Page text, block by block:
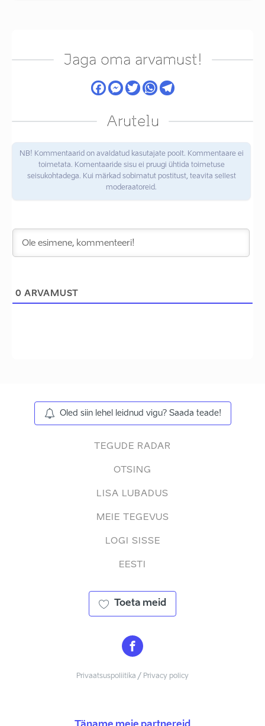
Jaga oma arvamust!
Arutelu
NB! Kommentaarid on avaldatud kasutajate poolt. Kommentaare ei
toimetata. Komentaaride sisu ei pruugi ühtida toimetuse
seisukohtadega. Kui märkad sobimatut postitust, teavita sellest
moderaatoreid.
0 ARVAMUST
Oled siin lehel leidnud vigu? Saada teade!
TEGUDE RADAR
OTSING
LISA LUBADUS
MEIE TEGEVUS
LOGI SISSE
EESTI
Toeta meid
Privaatsuspoliitika / Privacy policy